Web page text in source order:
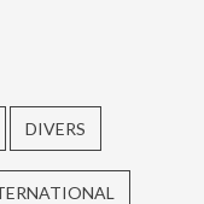
DIVERS